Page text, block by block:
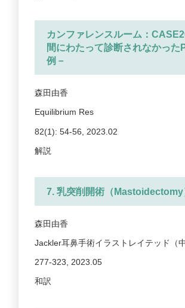
カンファレンスルーム：
間にわたって診断されなかった
例－
森田由香
Equilibrium Res
82(1): 54-56, 2023.02
解説
7. 乳突削開術（Mastoidectomy
森田由香
Jackler耳鼻手術イラストレイテッド（
277-323, 2023.05
和訳